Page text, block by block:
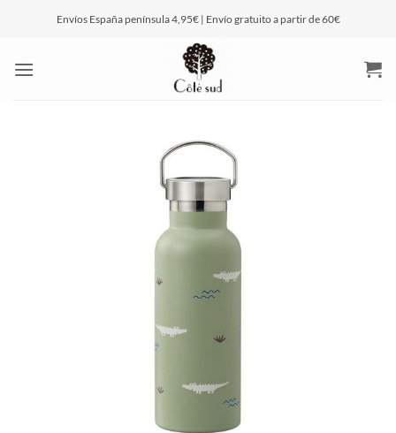
Envíos España península 4,95€ | Envío gratuito a partir de 60€